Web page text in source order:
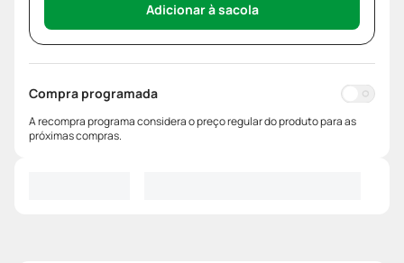
Adicionar à sacola
Compra programada
A recompra programa considera o preço regular do produto para as
próximas compras.